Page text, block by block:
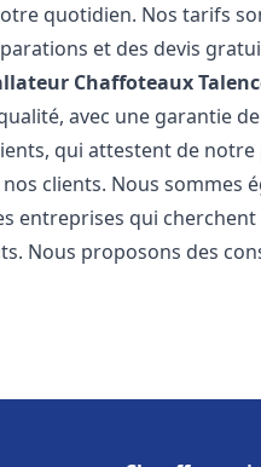
quotidien. Nos tarifs
et des devis
Chaffoteaux
avec une garantie
qui attestent de
clients. Nous sommes
entreprises qui
Nous proposons des